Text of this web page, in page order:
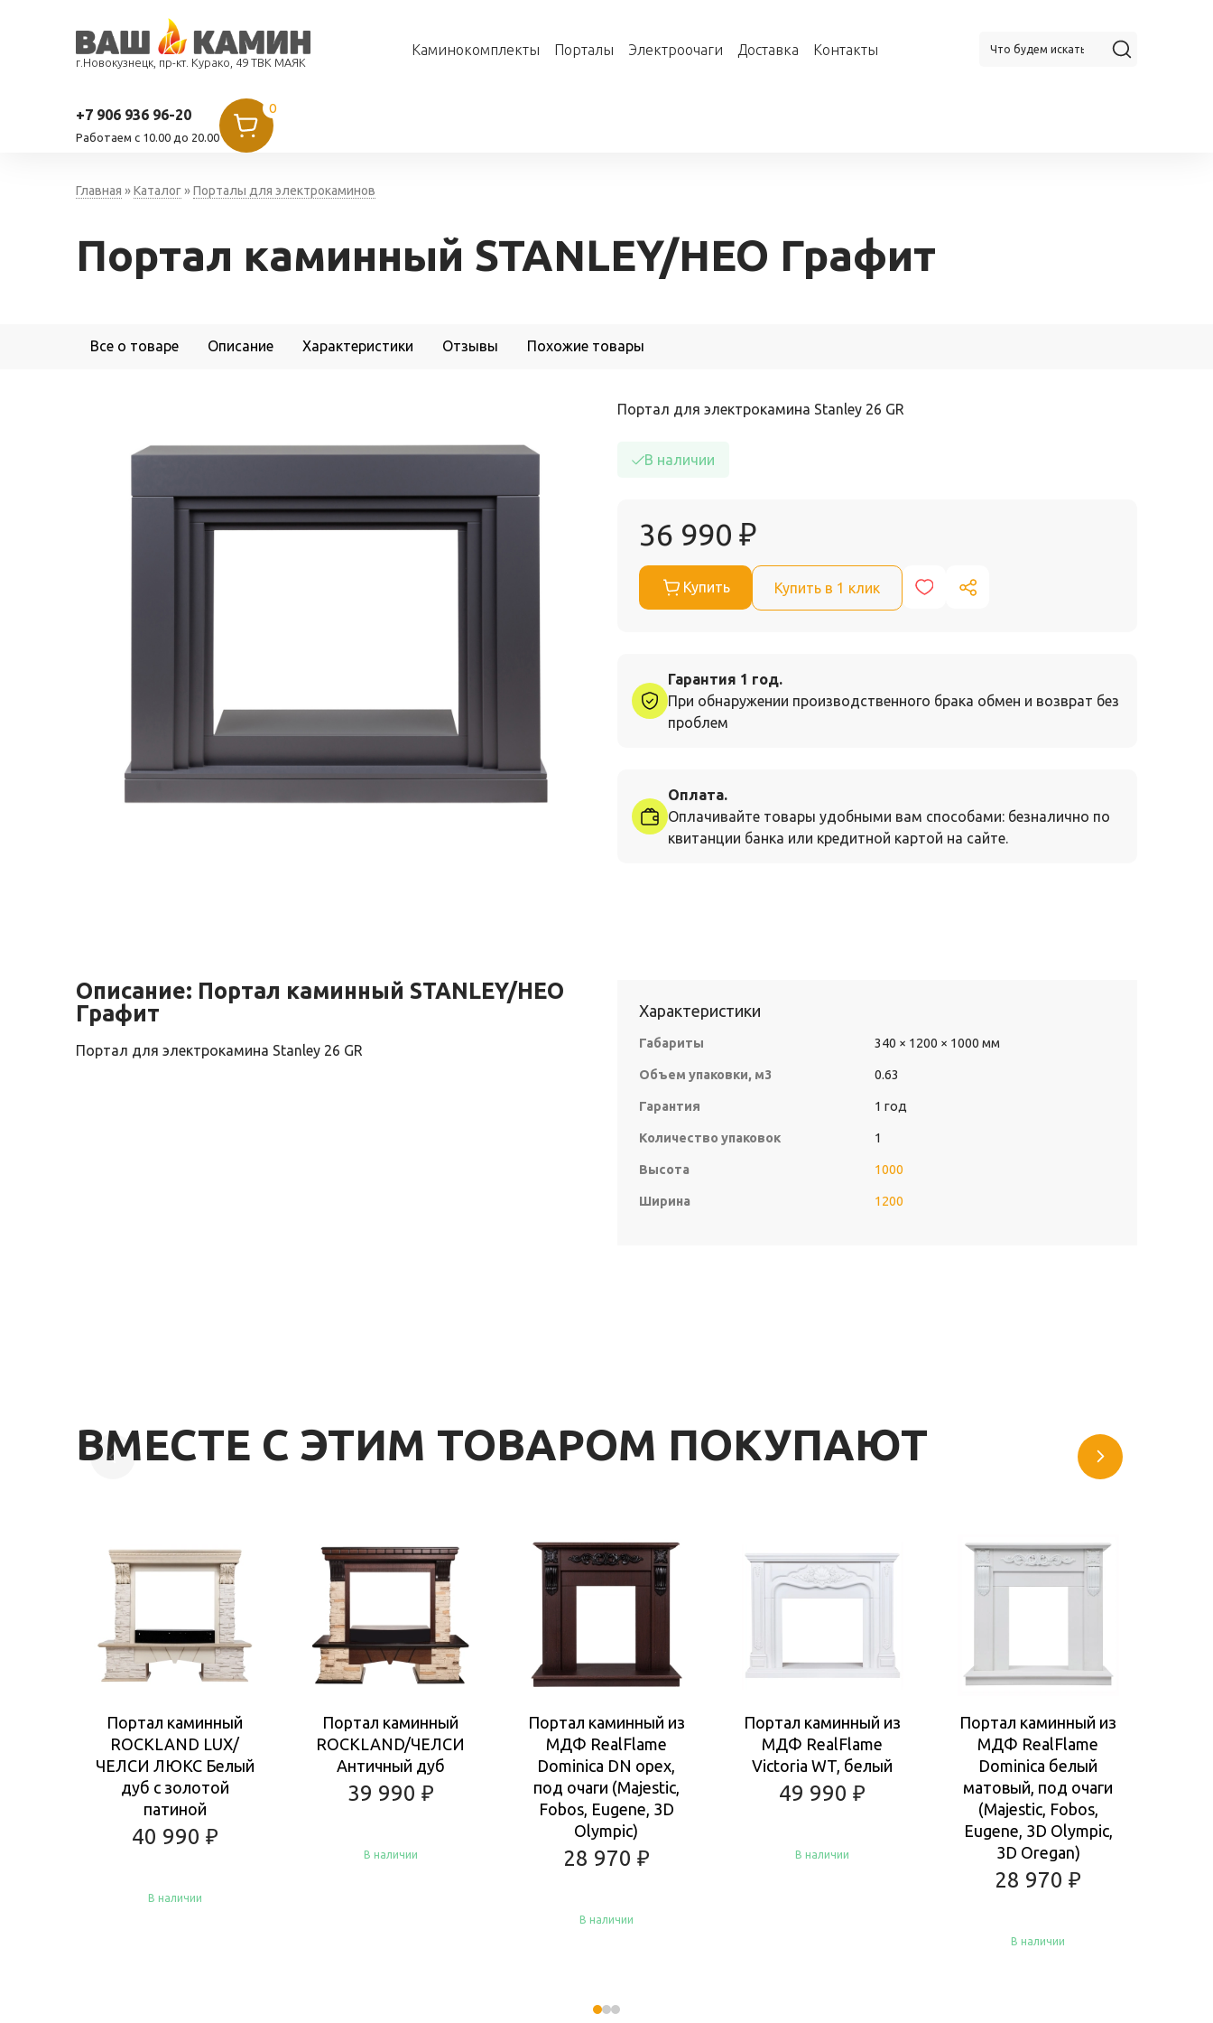
г.Новокузнецк, пр-кт. Курако, 49 ТВК МАЯК
Каминокомплекты Порталы Электроочаги Доставка Контакты
+7 906 936 96-20
Работаем c 10.00 до 20.00
0
Главная »Каталог»Порталы для электрокаминов
Портал каминный STANLEY/НЕО Графит
Все о товаре Описание Характеристики Отзывы Похожие товары
Портал для электрокамина Stanley 26 GR
В наличии
36 990 ₽
Купить Купить в 1 клик
Гарантия 1 год.
При обнаружении производственного брака обмен и возврат без
проблем
Оплата.
Оплачивайте товары удобными вам способами: безналично по
квитанции банка или кредитной картой на сайте.
Описание: Портал каминный STANLEY/НЕО
Графит
Портал для электрокамина Stanley 26 GR
Характеристики
Габариты 340 × 1200 × 1000 мм
Объем упаковки, м3 0.63
Гарантия 1 год
Количество упаковок 1
Высота 1000
Ширина 1200
ВМЕСТЕ С ЭТИМ ТОВАРОМ ПОКУПАЮТ
Портал каминный
ROCKLAND LUX/
ЧЕЛСИ ЛЮКС Белый
дуб с золотой
патиной
40 990 ₽
В наличии
Портал каминный
ROCKLAND/ЧЕЛСИ
Античный дуб
39 990 ₽
В наличии
Портал каминный из
МДФ RealFlame
Dominica DN орех,
под очаги (Majestic,
Fobos, Eugene, 3D
Olympic)
28 970 ₽
В наличии
Портал каминный из
МДФ RealFlame
Victoria WT, белый
49 990₽
В наличии
Портал каминный из
МДФ RealFlame
Dominica белый
матовый, под очаги
(Majestic, Fobos,
Eugene, 3D Olympic,
3D Oregan)
28 970₽
В наличии